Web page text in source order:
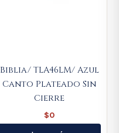
Biblia/ TLA46LM/ Azul
Canto Plateado Sin
Cierre
$0